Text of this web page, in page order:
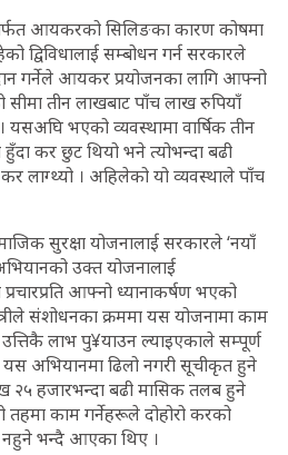
आयकरको सिलिङका कारण कोषमा
द्विविधालाई सम्बोधन गर्न सरकारले
गर्नेले आयकर प्रयोजनका लागि आफ्नो
तीन लाखबाट पाँच लाख रुपियाँ
भएको व्यवस्थामा वार्षिक तीन
कर छुट थियो भने त्योभन्दा बढी
लाग्थ्यो । अहिलेको यो व्यवस्थाले पाँच
सुरक्षा योजनालाई सरकारले ‘नयाँ
उक्त योजनालाई
आफ्नो ध्यानाकर्षण भएको
संशोधनका क्रममा यस योजनामा काम
लाभ पु¥याउन ल्याइएकाले सम्पूर्ण
यस अभियानमा ढिलो नगरी सूचीकृत हुने
२५ हजारभन्दा बढी मासिक तलब हुने
तहमा काम गर्नेहरूले दोहोरो करको
भन्दै आएका थिए ।